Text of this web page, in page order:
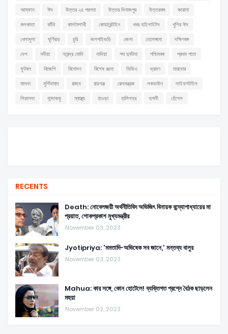
আম্ফান
ঈদ উত্তর ২৪ পরগনা উত্তর দিনাজপুর উত্তরবঙ্গ
করোনা
কলকাতা
কাঁথি কালবৈশাখী কোয়ারেন্টাইন খবর হাইলাইটস
খুশির ঈদ
খেলাধুলা
ঘূর্ণিঝড় চুরি জলপাইগুড়ি জেলা তেলেঙ্গানা
দক্ষিণবঙ্গ
দেশ
নদীয়া নরেন্দ্র মোদি নাদিয়া পথ দুর্ঘটনা পশ্চিমবঙ্গ
প্রথম পাতা
ফুটবল
বিজেপি বিনোদন বিশেষ রচনা ভিডিও ভ্রমণ
মারধোর
মালদা
মুর্শিদাবাদ রাজ্য রায়গঞ্জ রেলমন্ত্রক লকডাউন
লাইফস্টাইল
শিয়ালদা
সান্দাকফু স্বাস্থ্য হাওড়া হালিশহর হুগলী হেঁশেল
RECENTS
Death: নোবেলজয়ী অর্থনীতিবিদ অভিজিৎ বিনায়ক বন্দ্যোপাধ্যায়ের মা
প্রয়াত, শোকপ্রকাশ মুখ্যমন্ত্রীর
November 03, 2023
Jyotipriya: 'মমতাদি-অভিষেক সব জানে,' মন্তব্য বালুর
November 03, 2023
Mahua: কার সঙ্গে, কোন হোটেলে! ব্যক্তিগত প্রশ্নে বৈঠক ছাড়লেন
মহুয়া
November 02, 2023